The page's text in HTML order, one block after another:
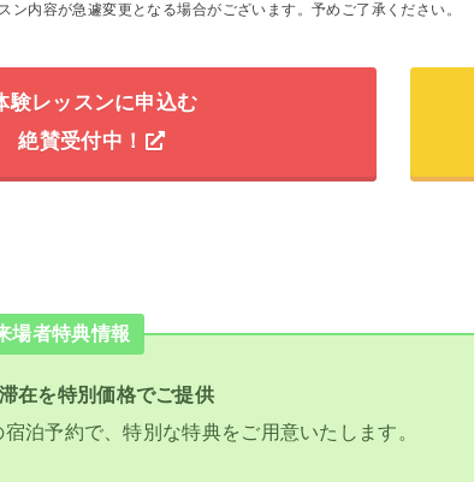
内容が急遽変更となる場合がございます。予めご了承ください。
験レッスンに申込む
絶賛受付中！
場者特典情報
在を特別価格でご提供
泊予約で、特別な特典をご用意いたします。